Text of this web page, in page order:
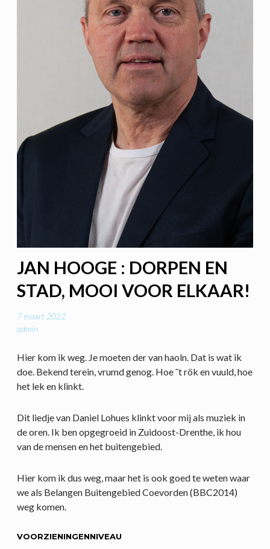
JAN HOOGE : DORPEN EN
STAD, MOOI VOOR ELKAAR!
7 maart 2022
admin
Hier kom ik weg. Je moeten der van haoln. Dat is wat ik
doe. Bekend terein, vrumd genog. Hoe ˜t rök en vuuld, hoe
het lek en klinkt.
Dit liedje van Daniel Lohues klinkt voor mij als muziek in
de oren. Ik ben opgegroeid in Zuidoost-Drenthe, ik hou
van de mensen en het buitengebied.
Hier kom ik dus weg, maar het is ook goed te weten waar
we als Belangen Buitengebied Coevorden (BBC2014)
weg komen.
VOORZIENINGENNIVEAU